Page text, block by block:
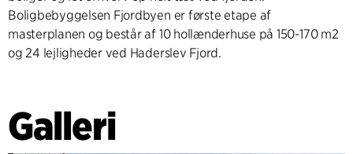
Boligbebyggelsen Fjordbyen er første etape af
masterplanen og består af 10 hollænderhuse på 150-170 m2
og 24 lejligheder ved Haderslev Fjord.
Galleri